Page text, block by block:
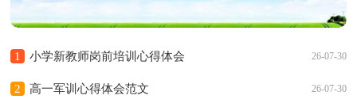
1 26-07-30
小学新教师岗前培训心得体会
2 26-07-30
高一军训心得体会范文